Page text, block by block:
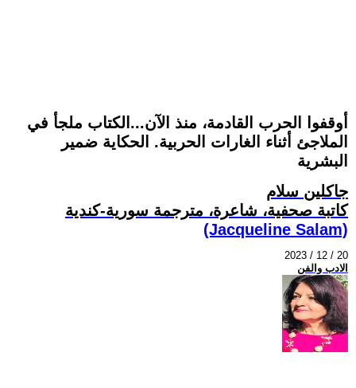
أوقفوا الحرب القادمة، منذ الآن...الكتاب ملجأ في
الملاجئ أثناء الغارات الحربية. الحكاية ضمير
البشرية
جاكلين سلام
كاتبة صحفية، شاعرة، مترجمة سورية-كندية
(Jacqueline Salam)
2023 / 12 / 20
الادب والفن